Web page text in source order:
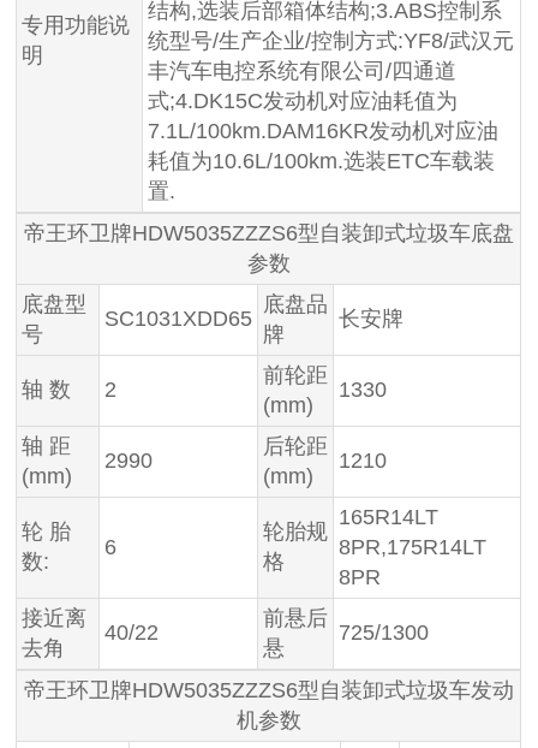
专用功能说
明
结构,选装后部箱体结构;3.ABS控制系
统型号/生产企业/控制方式:YF8/武汉元
丰汽车电控系统有限公司/四通道
式;4.DK15C发动机对应油耗值为
7.1L/100km.DAM16KR发动机对应油
耗值为10.6L/100km.选装ETC车载装
置.
帝王环卫牌HDW5035ZZZS6型自装卸式垃圾车底盘
参数
底盘型
号
SC1031XDD65
底盘品
牌
长安牌
轴 数 2
前轮距
(mm)
1330
轴 距
(mm)
2990
后轮距
(mm)
1210
轮 胎
数:
6
轮胎规
格
165R14LT
8PR,175R14LT
8PR
接近离
去角
40/22
前悬后
悬
725/1300
帝王环卫牌HDW5035ZZZS6型自装卸式垃圾车发动
机参数